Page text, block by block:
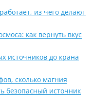
из чего делают
как вернуть вкус
источников до крана
сколько магния
безопасный источник